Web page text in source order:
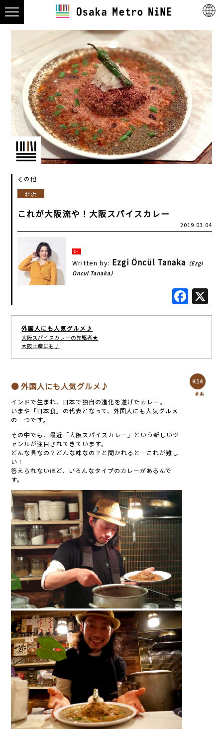
その他
北浜
これが大阪流や！大阪スパイスカレー
2019.03.04
Written by: Ezgi Öncül Tanaka （Ezgi
Oncul Tanaka）
外国人にも人気グルメ♪
大阪スパイスカレーの先駆者★
大阪土産にも♪
● 外国人にも人気グルメ♪
インドで生まれ、日本で独自の進化を遂げたカレー。
いまや「日本食」の代表となって、外国人にも人気グルメ
の一つです。
その中でも、最近「大阪スパイスカレー」という新しいジ
ャンルが注目されてきています。
どんな具なの？どんな味なの？と聞かれると…これが難し
い！
答えられないほど、いろんなタイプのカレーがあるんで
す。
K14
北浜